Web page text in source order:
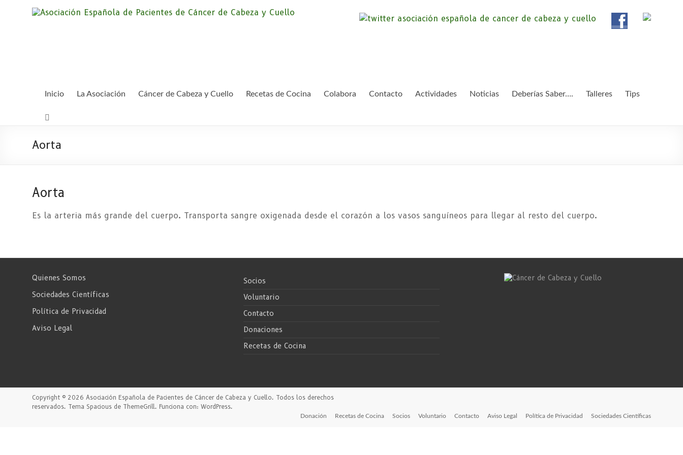
Asociación Española de Pacientes de
Somos la Asociación Española de Pacientes de Cáncer de Cabeza y cuello «APC», una
asociación sin animo de lucro que pretendemos apoyar a pacientes y familiares.
Inicio La Asociación Cáncer de Cabeza y Cuello Recetas de Cocina Colabora Contacto Actividades Noticias Deberías Saber…. Talleres Tips
Aorta
Aorta
Es la arteria más grande del cuerpo. Transporta sangre oxigenada desde el corazón a los vasos sanguíneos para llegar al resto del cuerpo.
Quienes Somos
Sociedades Científicas
Política de Privacidad
Aviso Legal
Socios
Voluntario
Contacto
Donaciones
Recetas de Cocina
Copyright © 2026 Asociación Española de Pacientes de Cáncer de Cabeza y Cuello. Todos los derechos
reservados. Tema Spacious de ThemeGrill. Funciona con: WordPress.
Donación Recetas de Cocina Socios Voluntario Contacto Aviso Legal Política de Privacidad Sociedades Científicas